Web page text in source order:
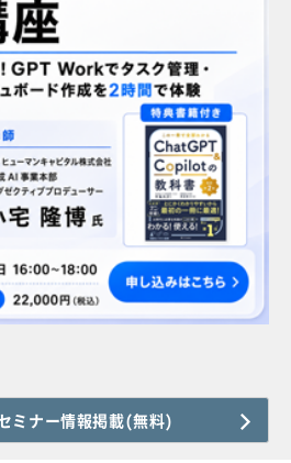
ミナー情報掲載(無料)